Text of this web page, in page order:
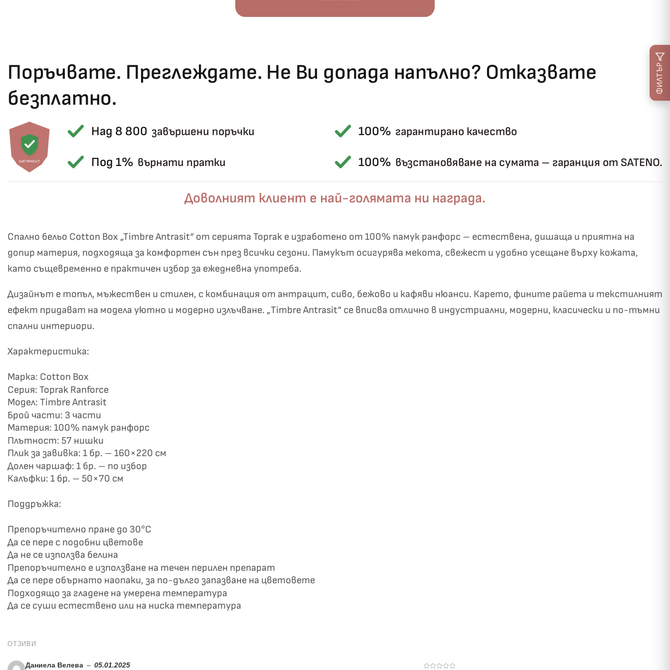
Поръчвате. Преглеждате. Не Ви допада напълно? Отказвате
безплатно.
СИГУРНОСТ
Над 8 800 завършени поръчки
Под 1% върнати пратки
100% гарантирано качество
100% възстановяване на сумата – гаранция от SATENO.
Доволният клиент е най-голямата ни награда.
Спално бельо Cotton Box „Timbre Antrasit“ от серията Toprak е изработено от 100% памук ранфорс – естествена, дишаща и приятна на
допир материя, подходяща за комфортен сън през всички сезони. Памукът осигурява мекота, свежест и удобно усещане върху кожата,
като същевременно е практичен избор за ежедневна употреба.
Дизайнът е топъл, мъжествен и стилен, с комбинация от антрацит, сиво, бежово и кафяви нюанси. Карето, фините райета и текстилният
ефект придават на модела уютно и модерно излъчване. „Timbre Antrasit“ се вписва отлично в индустриални, модерни, класически и по-тъмни
спални интериори.
Характеристика:
Марка: Cotton Box
Серия: Toprak Ranforce
Модел: Timbre Antrasit
Брой части: 3 части
Материя: 100% памук ранфорс
Плътност: 57 нишки
Плик за завивка: 1 бр. – 160×220 см
Долен чаршаф: 1 бр. – по избор
Калъфки: 1 бр. – 50×70 см
Поддръжка:
Препоръчително пране до 30°C
Да се пере с подобни цветове
Да не се използва белина
Препоръчително е използване на течен перилен препарат
Да се пере обърнато наопаки, за по-дълго запазване на цветовете
Подходящо за гладене на умерена температура
Да се суши естествено или на ниска температура
ОТЗИВИ
Даниела Велева – 05.01.2025
ФИЛТЪР
✦
✦
Хавлиени кърпи – Комплект 2 части – 100% памук
✓